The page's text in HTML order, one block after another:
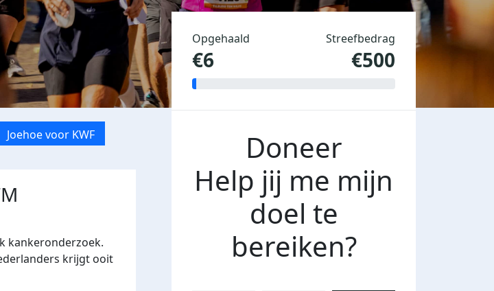
Joehoe voor KWF
kankeronderzoek.
krijgt ooit
Opgehaald
€6
Streefbedrag
€500
Doneer
Help jij me mijn
doel te
bereiken?